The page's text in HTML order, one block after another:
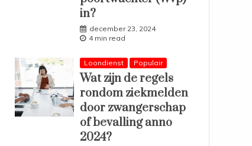
in?
december 23, 2024
4 min read
Loondienst Populair
Wat zijn de regels
rondom ziekmelden
door zwangerschap
of bevalling anno
2024?